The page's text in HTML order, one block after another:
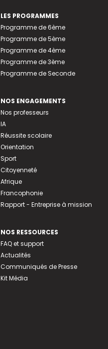
LES PROGRAMMES
Programme de 6ème
Programme de 5ème
Programme de 4ème
Programme de 3ème
Programme de Seconde
NOS ENGAGEMENTS
Nos professeurs
IA
Réussite scolaire
Orientation
Sport
Citoyenneté
Afrique
Francophonie
Rapport - Entreprise à mission
NOS RESSOURCES
FAQ et support
Actualités
Communiqués de Presse
Kit Média